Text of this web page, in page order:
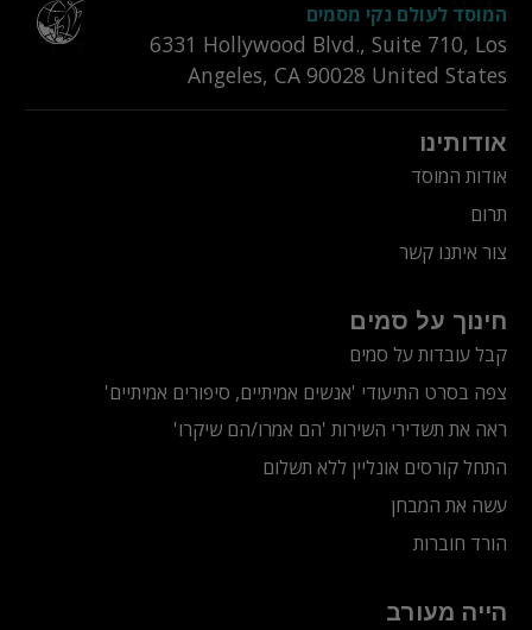
המוסד לעולם נקי מסמים
6331‎ Hollywood Blvd., Suite 710, Los
Angeles, CA 90028 United States
אודותינו
אודות המוסד
תרום
צור איתנו קשר
חינוך על סמים
קבל עובדות על סמים
צפה בסרט התיעודי 'אנשים אמיתיים, סיפורים אמיתיים'
ראה את תשדירי השירות 'הם אמרו/הם שיקרו'
התחל קורסים אונליין ללא תשלום
עשה את המבחן
הורד חוברות
הייה מעורב